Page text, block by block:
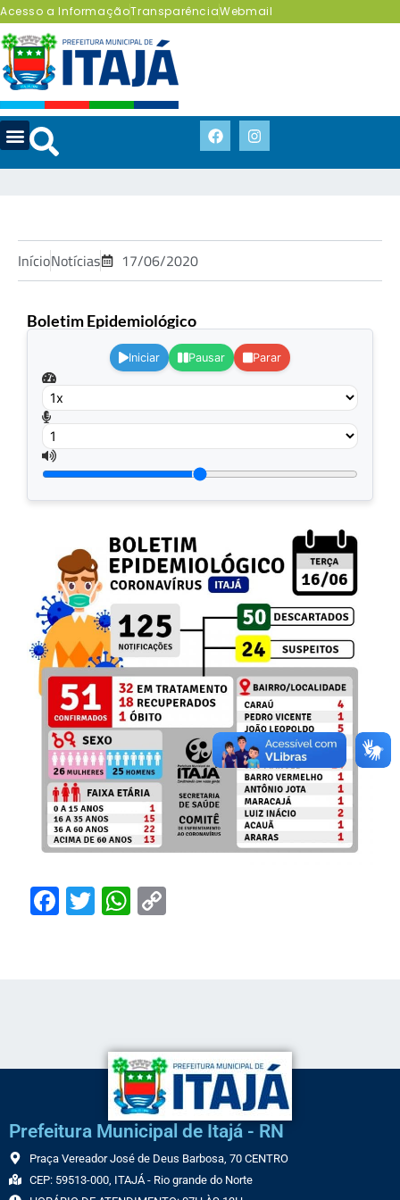
Acesso a InformaçãoTransparênciaWebmail
InícioNotícias 17/06/2020
Boletim Epidemiológico
Iniciar Pausar Parar
Facebook
TwitterWhatsApp
Prefeitura Municipal de Itajá - RN
Praça Vereador José de Deus Barbosa, 70 CENTRO
CEP: 59513-000, ITAJÁ - Rio grande do Norte